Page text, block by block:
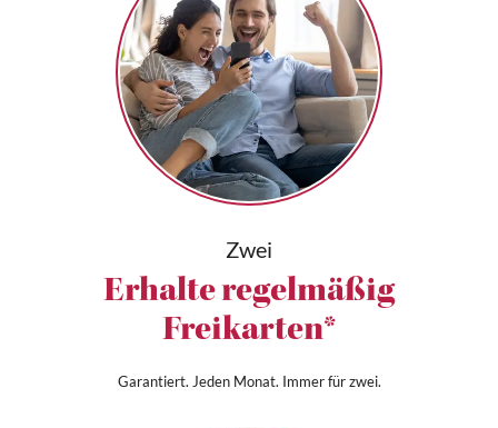
Zwei
Erhalte regelmäßig
Freikarten*
Garantiert. Jeden Monat. Immer für zwei.